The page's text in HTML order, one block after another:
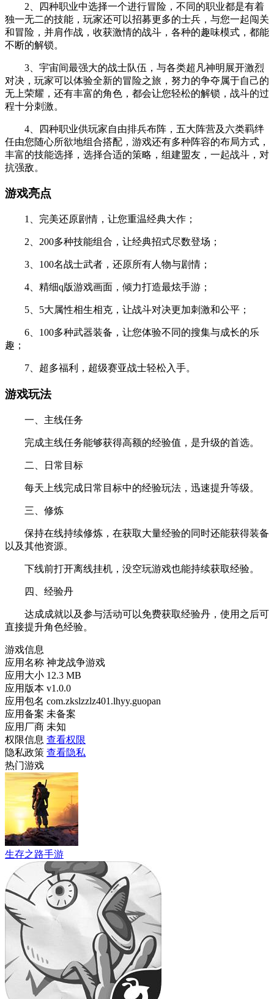
2、四种职业中选择一个进行冒险，不同的职业都是有着
独一无二的技能，玩家还可以招募更多的士兵，与您一起闯关
和冒险，并肩作战，收获激情的战斗，各种的趣味模式，都能
不断的解锁。
3、宇宙间最强大的战士队伍，与各类超凡神明展开激烈
对决，玩家可以体验全新的冒险之旅，努力的争夺属于自己的
无上荣耀，还有丰富的角色，都会让您轻松的解锁，战斗的过
程十分刺激。
4、四种职业供玩家自由排兵布阵，五大阵营及六类羁绊
任由您随心所欲地组合搭配，游戏还有多种阵容的布局方式，
丰富的技能选择，选择合适的策略，组建盟友，一起战斗，对
抗强敌。
游戏亮点
1、完美还原剧情，让您重温经典大作；
2、200多种技能组合，让经典招式尽数登场；
3、100名战士武者，还原所有人物与剧情；
4、精细q版游戏画面，倾力打造最炫手游；
5、5大属性相生相克，让战斗对决更加刺激和公平；
6、100多种武器装备，让您体验不同的搜集与成长的乐
趣；
7、超多福利，超级赛亚战士轻松入手。
游戏玩法
一、主线任务
完成主线任务能够获得高额的经验值，是升级的首选。
二、日常目标
每天上线完成日常目标中的经验玩法，迅速提升等级。
三、修炼
保持在线持续修炼，在获取大量经验的同时还能获得装备
以及其他资源。
下线前打开离线挂机，没空玩游戏也能持续获取经验。
四、经验丹
达成成就以及参与活动可以免费获取经验丹，使用之后可
直接提升角色经验。
游戏信息
应用名称 神龙战争游戏
应用大小 12.3 MB
应用版本 v1.0.0
应用包名 com.zkslzzlz401.lhyy.guopan
应用备案 未备案
应用厂商 未知
权限信息 查看权限
隐私政策 查看隐私
热门游戏
生存之路手游